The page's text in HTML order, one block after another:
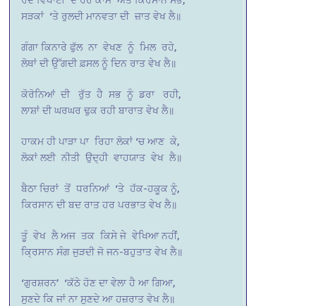
ਸੜਕਾਂ ‘ਤੇ ਰੁਲਦੀ ਮਾਨਵਤਾ ਦੀ ਜ਼ਾਤ ਵੇਖ ਲੈ॥
ਗੰਗਾ ਕਿਨਾਰੇ ਫੁੱਲ ਨਾ ਵੇਖਣ ਨੂੰ ਮਿਲ ਰਹੇ,
ਲੋਥਾਂ ਦੀ ਉੱਗਦੀ ਫ਼ਸਲ ਨੂੰ ਦਿਨ ਰਾਤ ਵੇਖ ਲੈ॥
ਕੋਰੋਨਿਆਂ ਦੀ ਰੁੱਤ ਹੈ ਸਭ ਨੂੰ ਡਰਾ ਰਹੀ,
ਲਾਸ਼ਾਂ ਦੀ ਘਰਘਰ ਢੁਕ ਰਹੀ ਬਾਰਾਤ ਵੇਖ ਲੈ॥
ਹਾਕਮ ਹੀ ਪਾੜਾ ਪਾ ਰਿਹਾ ਲੋਕਾਂ ‘ਚ ਆਣ ਕੇ,
ਲੋਕਾਂ ਲਈ ਨੀਤੀ ਉਦ੍ਹੀ ਵਾਹਯਾਤ ਵੇਖ ਲੈ॥
ਬੈਠਾ ਚਿਰਾਂ ਤੋਂ ਧਰਨਿਆਂ ‘ਤੇ ਹੱਕ-ਹਕੂਕ ਨੂੰ,
ਕਿਰਸਾਨ ਦੀ ਬਦ ਰਾਤ ਹਰ ਪਰਭਾਤ ਵੇਖ ਲੈ॥
ਤੂੰ ਵੇਖ ਲੈ ਅਜ ਤਕ ਕਿਸੇ ਜੇ ਵੇਖਿਆ ਨਹੀਂ,
ਕ੍ਰਿਸਾਨ ਸੰਗ ਜੁੜਦੀ ਜੋ ਜਨ-ਬਹੁਤਾਤ ਵੇਖ ਲੈ॥
‘ਗੁਰਸ਼ਰਨ’ ‘ਕੱਠੇ ਹੋਣ ਦਾ ਵੇਲਾ ਹੈ ਆ ਗਿਆ,
ਸੁਣਦੇ ਕਿ ਜਾਂ ਨਾ ਸੁਣਦੇ ਆ ਹਜ਼ਰਾਤ ਵੇਖ ਲੈ॥